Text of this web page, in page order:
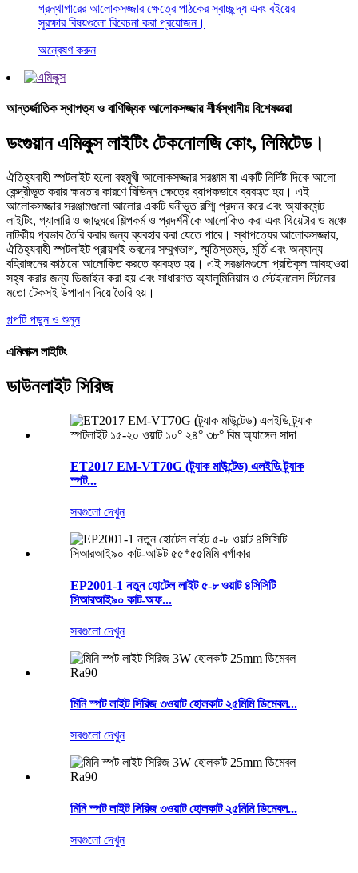
গ্রন্থাগারের আলোকসজ্জার ক্ষেত্রে পাঠকের স্বাচ্ছন্দ্য এবং বইয়ের
সুরক্ষার বিষয়গুলো বিবেচনা করা প্রয়োজন।
অন্বেষণ করুন
আন্তর্জাতিক স্থাপত্য ও বাণিজ্যিক আলোকসজ্জার শীর্ষস্থানীয় বিশেষজ্ঞরা
ডংগুয়ান এমিলুক্স লাইটিং টেকনোলজি কোং, লিমিটেড।
ঐতিহ্যবাহী স্পটলাইট হলো বহুমুখী আলোকসজ্জার সরঞ্জাম যা একটি নির্দিষ্ট দিকে আলো
কেন্দ্রীভূত করার ক্ষমতার কারণে বিভিন্ন ক্ষেত্রে ব্যাপকভাবে ব্যবহৃত হয়। এই
আলোকসজ্জার সরঞ্জামগুলো আলোর একটি ঘনীভূত রশ্মি প্রদান করে এবং অ্যাকসেন্ট
লাইটিং, গ্যালারি ও জাদুঘরে শিল্পকর্ম ও প্রদর্শনীকে আলোকিত করা এবং থিয়েটার ও মঞ্চে
নাটকীয় প্রভাব তৈরি করার জন্য ব্যবহার করা যেতে পারে। স্থাপত্যের আলোকসজ্জায়,
ঐতিহ্যবাহী স্পটলাইট প্রায়শই ভবনের সম্মুখভাগ, স্মৃতিস্তম্ভ, মূর্তি এবং অন্যান্য
বহিরাঙ্গনের কাঠামো আলোকিত করতে ব্যবহৃত হয়। এই সরঞ্জামগুলো প্রতিকূল আবহাওয়া
সহ্য করার জন্য ডিজাইন করা হয় এবং সাধারণত অ্যালুমিনিয়াম ও স্টেইনলেস স্টিলের
মতো টেকসই উপাদান দিয়ে তৈরি হয়।
গল্পটি পড়ুন ও শুনুন
এমিলাক্স লাইটিং
ডাউনলাইট সিরিজ
ET2017 EM-VT70G (ট্র্যাক মাউন্টেড) এলইডি ট্র্যাক
স্পট...
সবগুলো দেখুন
EP2001-1 নতুন হোটেল লাইট ৫-৮ ওয়াট ৪সিসিটি
সিআরআই৯০ কাট-অফ...
সবগুলো দেখুন
মিনি স্পট লাইট সিরিজ ৩ওয়াট হোলকাট ২৫মিমি ডিমেবল...
সবগুলো দেখুন
মিনি স্পট লাইট সিরিজ ৩ওয়াট হোলকাট ২৫মিমি ডিমেবল...
সবগুলো দেখুন